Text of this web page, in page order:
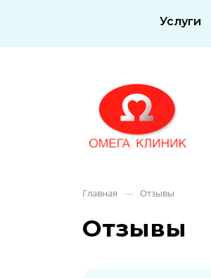
Услуги
Главная — Отзывы
Отзывы